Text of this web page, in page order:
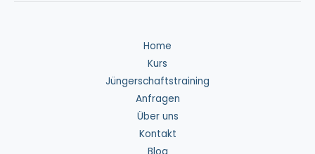
Home
Kurs
Jüngerschaftstraining
Anfragen
Über uns
Kontakt